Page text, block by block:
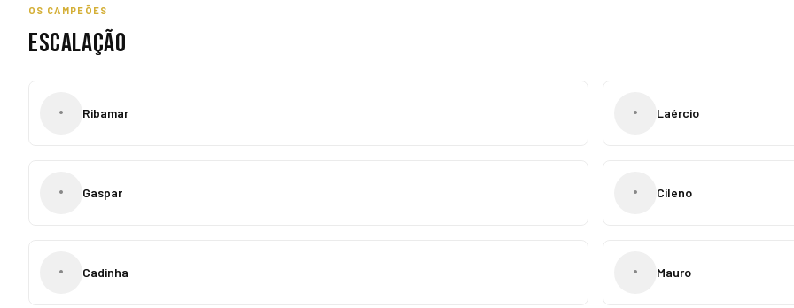
OS CAMPEÕES
ESCALAÇÃO
• Ribamar • Laércio
• Gaspar • Cileno
• Cadinha • Mauro